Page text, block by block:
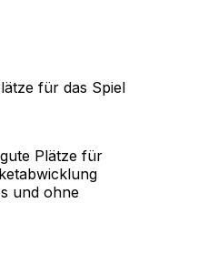
für das Spiel
Plätze für
und ohne